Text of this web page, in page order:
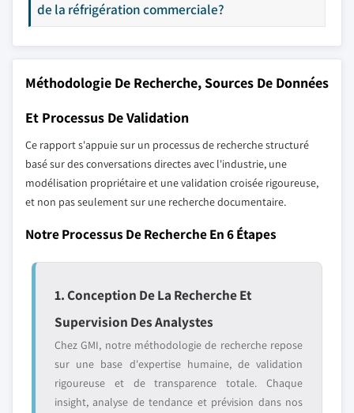
de la réfrigération commerciale?
Méthodologie De Recherche, Sources De Données
Et Processus De Validation
Ce rapport s'appuie sur un processus de recherche structuré
basé sur des conversations directes avec l'industrie, une
modélisation propriétaire et une validation croisée rigoureuse,
et non pas seulement sur une recherche documentaire.
Notre Processus De Recherche En 6 Étapes
1. Conception De La Recherche Et
Supervision Des Analystes
Chez GMI, notre méthodologie de recherche repose
sur une base d'expertise humaine, de validation
rigoureuse et de transparence totale. Chaque
insight, analyse de tendance et prévision dans nos